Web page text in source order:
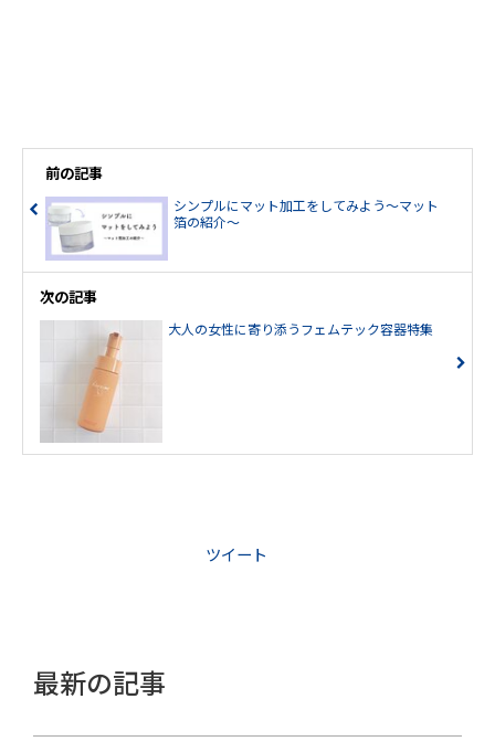
前の記事
シンプルにマット加工をしてみよう～マット
箔の紹介～
次の記事
大人の女性に寄り添うフェムテック容器特集
ツイート
最新の記事